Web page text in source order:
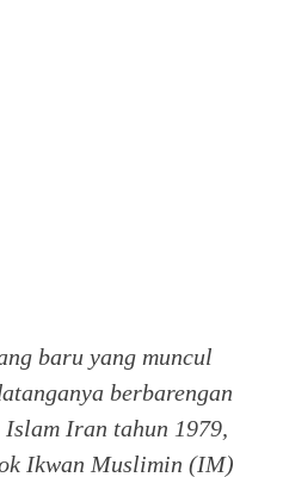
baru yang muncul
berbarengan
Islam Iran tahun 1979,
Ikwan Muslimin (IM)